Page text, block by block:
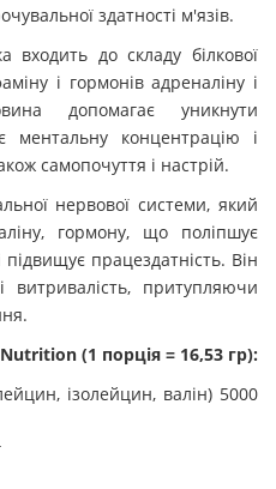
здатності м'язів.
входить до складу білкової
і гормонів адреналіну і
допомагає уникнути
ментальну концентрацію і
самопочуття і настрій.
нервової системи, який
гормону, що поліпшує
працездатність. Він
витривалість, притупляючи
Nutrition (1 порція = 16,53 гр):
ізолейцин, валін) 5000